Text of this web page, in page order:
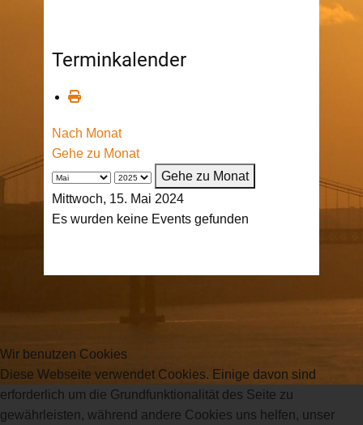
Terminkalender
Nach Monat
Gehe zu Monat
Gehe zu Monat
Mittwoch, 15. Mai 2024
Es wurden keine Events gefunden
Wir benutzen Cookies
Diese Webseite verwendet Cookies. Einige davon sind
erforderlich um die Grundfunktionalität des Seite zu
gewährleisten, während andere Cookies uns helfen, unser